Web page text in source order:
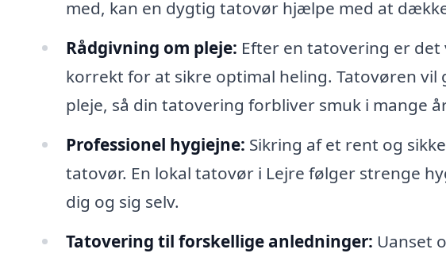
med, kan en dygtig tatovør hjælpe med at
Rådgivning om pleje: Efter en tatovering er
korrekt for at sikre optimal heling. Tatovøren
pleje, så din tatovering forbliver smuk i mange
Professionel hygiejne: Sikring af et rent og
tatovør. En lokal tatovør i Lejre følger strenge
dig og sig selv.
Tatovering til forskellige anledninger: Uanset